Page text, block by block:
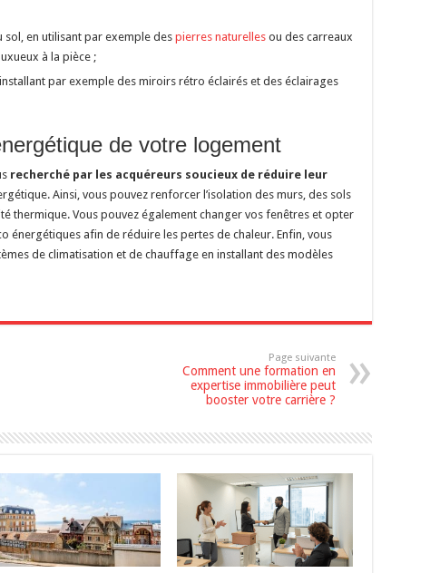
sol, en utilisant par exemple des pierres naturellesou des carreaux
à la pièce ;
par exemple des miroirs rétro éclairés et des éclairages
de votre logement
recherché par les acquéreurs soucieux de réduire leur
Ainsi, vous pouvez renforcer l’isolation des murs, des sols
thermique. Vous pouvez également changer vos fenêtres et opter
énergétiques afin de réduire les pertes de chaleur. Enfin, vous
de climatisation et de chauffage en installant des modèles
Page suivante
Comment une formation en
expertise immobilière peut
booster votre carrière ?